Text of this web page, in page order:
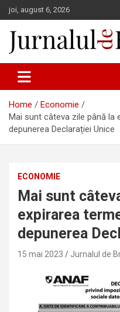
Skip
to
content
joi, august 6, 2026
Jurnalul de
Home
Economie
Mai sunt câteva zile până la
depunerea Declarației Unice
ECONOMIE
Mai sunt
expirarea
depunerea
15 mai 2023 Jurnalul de